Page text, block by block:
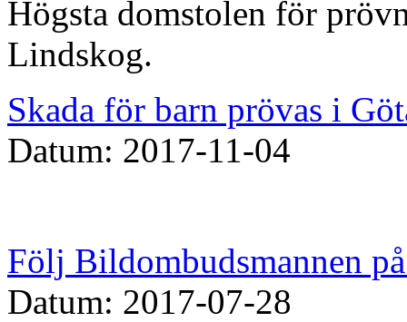
Högsta domstolen för
Lindskog.
Skada för barn prövas i
Datum: 2017-11-04
Följ Bildombudsmannen
Datum: 2017-07-28